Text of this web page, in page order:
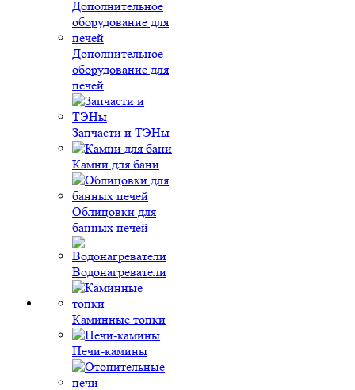
Дополнительное
оборудование для
печей
Запчасти и ТЭНы
Камни для бани
Облицовки для
банных печей
Водонагреватели
Каминные топки
Печи-камины